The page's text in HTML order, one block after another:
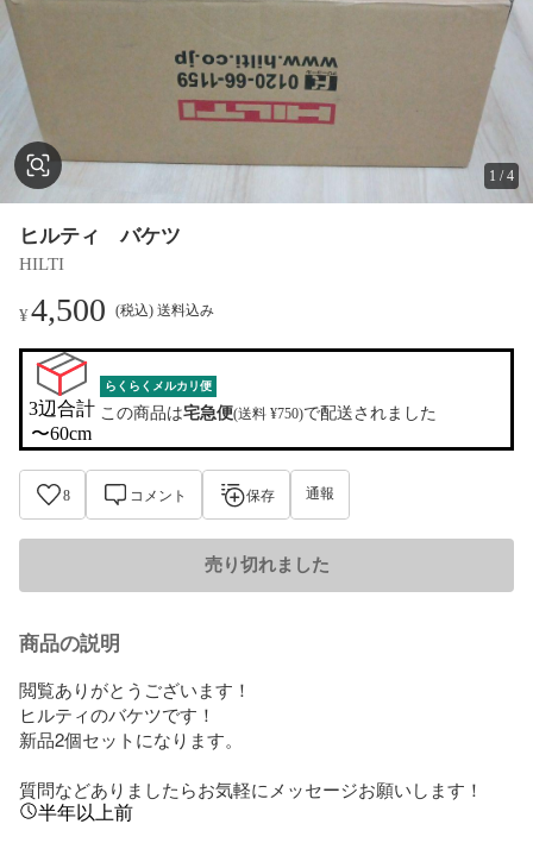
1 /4
ヒルティ バケツ
HILTI
¥4,500 (税込) 送料込み
3辺合計
〜60cm
らくらくメルカリ便
この商品は宅急便(送料 ¥750)で配送されました
8 コメント 保存 通報
売り切れました
商品の説明
閲覧ありがとうございます！
ヒルティのバケツです！
新品2個セットになります。
質問などありましたらお気軽にメッセージお願いします！
半年以上前